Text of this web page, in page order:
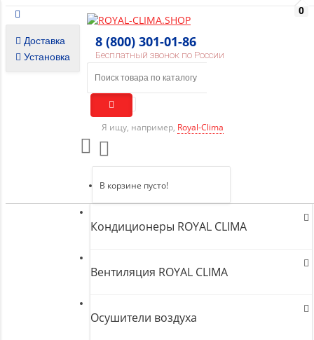
Доставка
Установка
8 (800) 301-01-86
Бесплатный звонок по России
Я ищу, например, Royal-Clima
0
В корзине пусто!
Кондиционеры ROYAL CLIMA
Вентиляция ROYAL CLIMA
Осушители воздуха